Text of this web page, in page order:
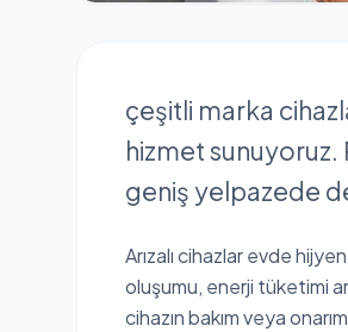
çeşitli marka
hizmet sunuyoruz.
geniş yelpazede
Arızalı cihazlar evde
oluşumu, enerji tüketimi
cihazın bakım veya